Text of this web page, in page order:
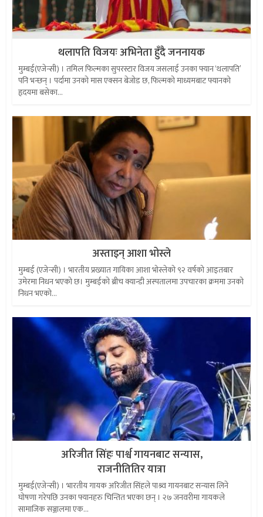
थलापति विजयः अभिनेता हुँदै जननायक
मुम्बई(एजेन्सी) । तमिल फिल्मका सुपरस्टार विजय जसलाई उनका फ्यान ‘थलापति’
पनि भन्छन् । पर्दामा उनको मास एक्सन बेजोड छ, फिल्मको माध्यमबाट फ्यानको
हृदयमा बसेका...
अस्ताइन् आशा भोस्ले
मुम्बई (एजेन्सी) । भारतीय प्रख्यात गायिका आशा भोस्लेको ९२ वर्षको आइतबार
उमेरमा निधन भएको छ। मुम्बईकाे ब्रीच क्यान्डी अस्पतालमा उपचारका क्रममा उनको
निधन भएको...
अरिजीत सिंहः पार्श्व गायनबाट सन्यास,
राजनीतितिर यात्रा
मुम्बई(एजेन्सी) । भारतीय गायक अरिजीत सिंहले पाश्र्व गायनबाट सन्यास लिने
घोषणा गरेपछि उनका फ्यानहरु चिन्तित भएका छन् । २७ जनवरीमा गायकले
सामाजिक सञ्जालमा एक...